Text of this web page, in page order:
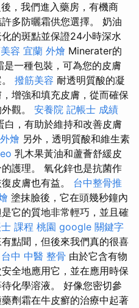
，我們進入藥房，有機商
多防曬霜供您選擇。 奶油
的斑點並保證24小時深水
容 宜蘭 外燴 Minerater的
一種包裝，可為您的皮膚
撥筋美容 耐透明質酸的凝
增強和填充皮膚，從而確保
觀。 安養院 記帳士 成績
白，有助於維持和改善皮膚
燴 另外，透明質酸和維生素
乳木果黃油和蘆薈舒緩皮
護理。 氧化鋅也是抗菌作
皮膚也有益。 台中整骨推
塗抹臉後，它在頭幾秒鐘內
它的質地非常輕巧，並且確
課程 桃園 google 關鍵字
點聞，但後來我們真的很喜
台中 中醫 整骨 由於它含有物
全地應用它，並在應用時保
化學溶液。 好像您密切參
劑霜在牛皮癬的治療中起著